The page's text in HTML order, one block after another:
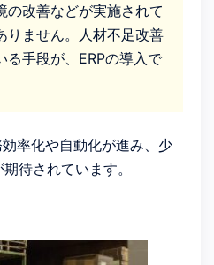
の改善などが実施されて
りません。人材不足改善
る手段が、ERPの導入で
率化や自動化が進み、少
待されています。